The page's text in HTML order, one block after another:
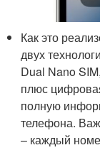
Как это
двух
Dual Nano
плюс
полную
телефона.
– каждый